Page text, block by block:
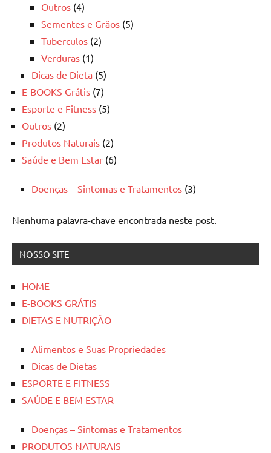
Outros (4)
Sementes e Grãos (5)
Tuberculos (2)
Verduras (1)
Dicas de Dieta (5)
E-BOOKS Grátis (7)
Esporte e Fitness (5)
Outros (2)
Produtos Naturais (2)
Saúde e Bem Estar (6)
Doenças – Sintomas e Tratamentos (3)
Nenhuma palavra-chave encontrada neste post.
NOSSO SITE
HOME
E-BOOKS GRÁTIS
DIETAS E NUTRIÇÃO
Alimentos e Suas Propriedades
Dicas de Dietas
ESPORTE E FITNESS
SAÚDE E BEM ESTAR
Doenças – Sintomas e Tratamentos
PRODUTOS NATURAIS